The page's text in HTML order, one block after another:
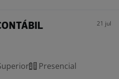
21 jul
Presencial